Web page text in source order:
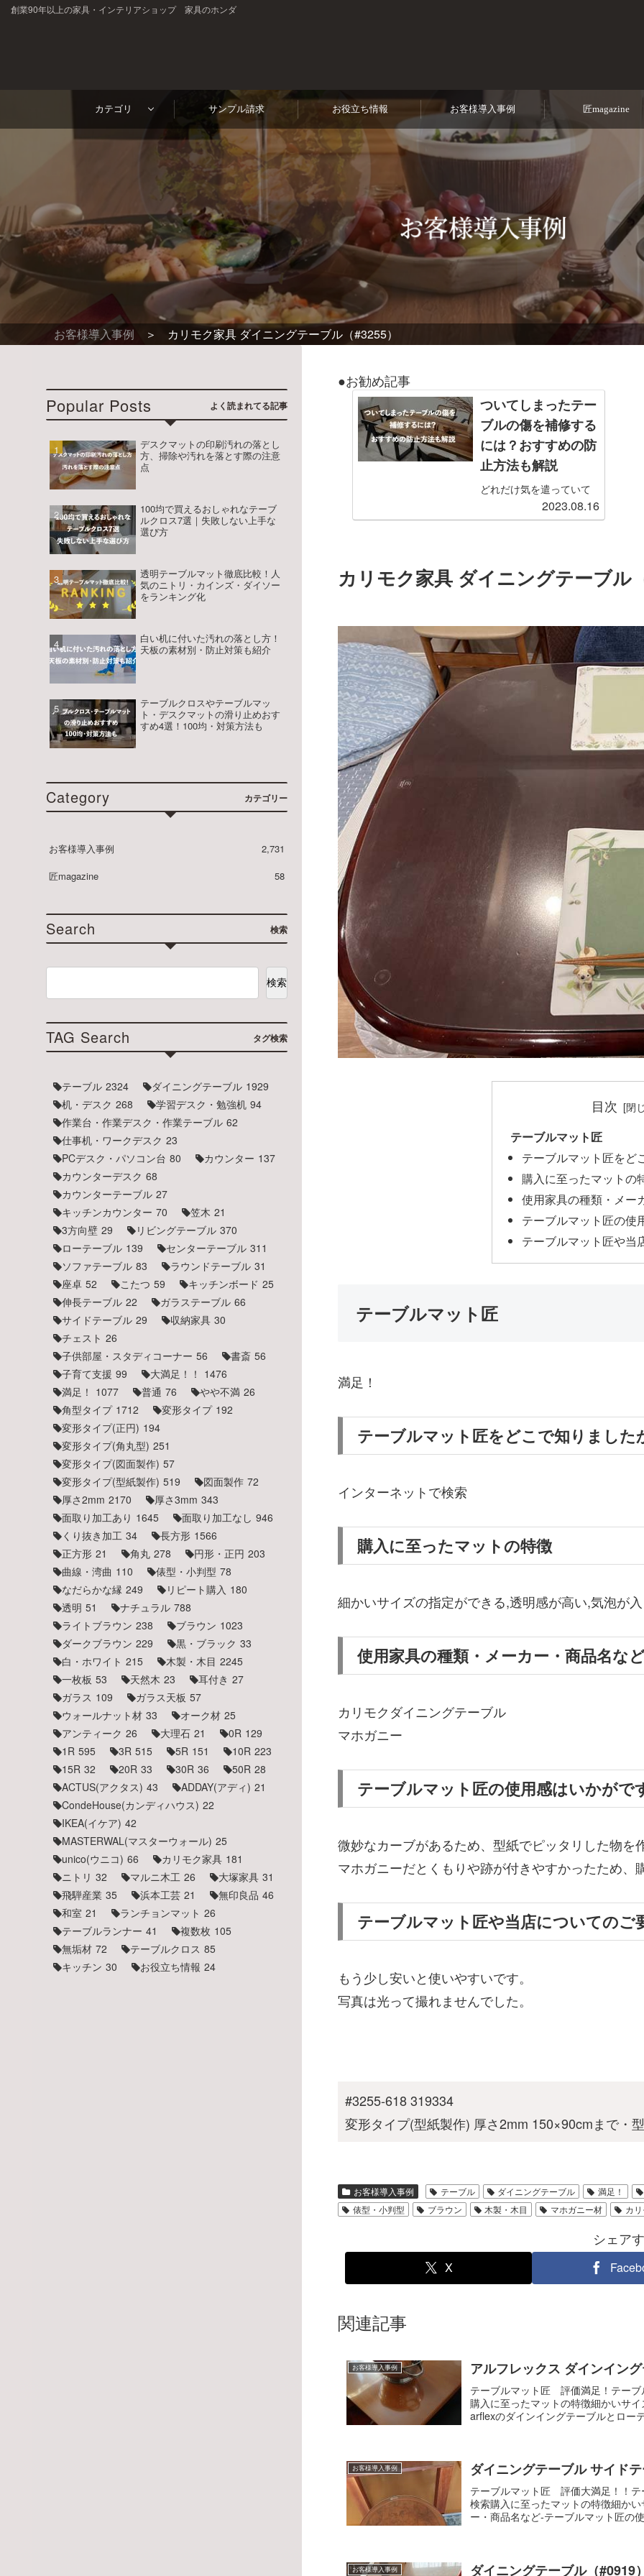
創業90年以上の家具・インテリアショップ 家具のホンダ
テ
ル
マ
ッ
ト
ー
ホテル・レストラン・企業様の大事なテーブルを傷・汚れから守る！
サンプル請求
オーダーサイズ
見積り
請求書対応
短納期
専門家対応
ご注文・ご質問はお気軽にどうぞ
0120-46-5054
netjigyoubu@seneso.jp
受付時間：10:00 - 18:30（日曜定休日）
カテゴリ サンプル請求 お役立ち情報 お客様導入事例 匠magazine
お客様導入事例 カリモク家具 ダイニングテーブル（#3255）
●お勧め記事
ついてしまったテー
ブルの傷を補修する
には？おすすめの防
止方法も解説
どれだけ気を遣っていて
も、日常生活を送ってい
るとどうしてもテーブル
がいる場合、ふとしたこ
とがきっかけで木製・ガ
しばです。傷をつけない
ように注意するのが...
2023.08.16
カリモク家具 ダイニングテーブル
目次
テーブルマット匠
テーブルマット匠をど
購入に至ったマットの
使用家具の種類・メー
テーブルマット匠の使
テーブルマット匠や当
テーブルマット匠
満足！
テーブルマット匠をどこで知りました
インターネットで検索
購入に至ったマットの特徴
細かいサイズの指定ができる,透明感が高い,気泡が
使用家具の種類・メーカー・商品名な
カリモクダイニングテーブル
マホガニー
テーブルマット匠の使用感はいかがで
微妙なカーブがあるため、型紙でピッタリした物を
マホガニーだとくもりや跡が付きやすかったため、
テーブルマット匠や当店についてのご
もう少し安いと使いやすいです。
写真は光って撮れませんでした。
#3255-618 319334
変形タイプ(型紙製作) 厚さ2mm 150×90cmまで・
お客様導入事例 テーブル ダイニングテーブル 満足！
俵型・小判型
ブラウン 木製・木目 マホガニー材 カ
シェア
X
関連記事
お客様導入事例 アルフレックス ダインイン
テーブルマット匠 評価満足！テーブ
購入に至ったマットの特徴細かいサ
arflexのダインイングテーブルとロー
お客様導入事例 ダイニングテーブル サイドテ
テーブルマット匠 評価大満足！！テ
検索購入に至ったマットの特徴細か
ー・商品名など-テーブルマット匠の
お客様導入事例 ダイニングテーブル（#0919）
Popular Posts
デスクマットの印刷汚れの落とし
方、掃除や汚れを落とす際の注意
点
100均で買えるおしゃれなテーブ
ルクロス7選｜失敗しない上手な
選び方
透明テーブルマット徹底比較！人
気のニトリ・カインズ・ダイソー
をランキング化
白い机に付いた汚れの落とし方！
天板の素材別・防止対策も紹介
テーブルクロスやテーブルマッ
ト・デスクマットの滑り止めおす
すめ4選！100均・対策方法も
Category カテゴリー
お客様導入事例
2,731
匠magazine
58
Search 検索
検索
TAG Search タグ検索
テーブル 2324 ダイニングテーブル 1929
机・デスク 268 学習デスク・勉強机 94
作業台・作業デスク・作業テーブル 62
仕事机・ワークデスク 23
PCデスク・パソコン台 80 カウンター 137
カウンターデスク 68
カウンターテーブル 27
キッチンカウンター 70 笠木 21
3方向壁 29 リビングテーブル 370
ローテーブル 139 センターテーブル 311
ソファテーブル 83 ラウンドテーブル 31
座卓 52 こたつ 59 キッチンボード 25
伸長テーブル 22 ガラステーブル 66
サイドテーブル 29 収納家具 30
チェスト 26
子供部屋・スタディコーナー 56 書斎 56
子育て支援 99 大満足！！ 1476
満足！ 1077 普通 76 やや不満 26
角型タイプ 1712 変形タイプ 192
変形タイプ(正円) 194
変形タイプ(角丸型) 251
変形タイプ(図面製作) 57
変形タイプ(型紙製作) 519 図面製作 72
厚さ2mm 2170 厚さ3mm 343
面取り加工あり 1645 面取り加工なし 946
くり抜き加工 34 長方形 1566
正方形 21 角丸 278 円形・正円 203
曲線・湾曲 110 俵型・小判型 78
なだらかな縁 249 リピート購入 180
透明 51 ナチュラル 788
ライトブラウン 238 ブラウン 1023
ダークブラウン 229 黒・ブラック 33
白・ホワイト 215 木製・木目 2245
一枚板 53 天然木 23 耳付き 27
ガラス 109 ガラス天板 57
ウォールナット材 33 オーク材 25
アンティーク 26 大理石 21 0R 129
1R 595 3R 515 5R 151 10R 223
15R 32 20R 33 30R 36 50R 28
ACTUS(アクタス) 43 ADDAY(アディ) 21
CondeHouse(カンディハウス) 22
IKEA(イケア) 42
MASTERWAL(マスターウォール) 25
unico(ウニコ) 66 カリモク家具 181
ニトリ 32 マルニ木工 26 大塚家具 31
飛騨産業 35 浜本工芸 21 無印良品 46
和室 21 ランチョンマット 26
テーブルランナー 41 複数枚 105
無垢材 72 テーブルクロス 85
キッチン 30 お役立ち情報 24